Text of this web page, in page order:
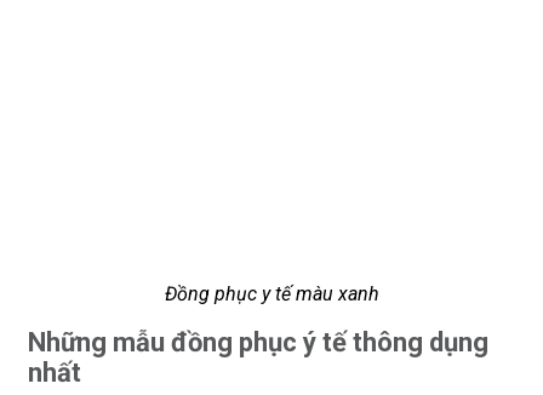
Đồng phục y tế màu xanh
Những mẫu đồng phục ý tế thông dụng
nhất